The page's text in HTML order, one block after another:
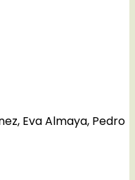
Eva Almaya, Pedro